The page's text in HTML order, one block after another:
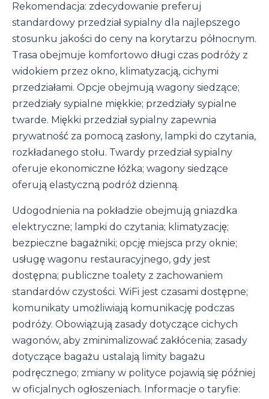
Rekomendacja: zdecydowanie preferuj
standardowy przedział sypialny dla najlepszego
stosunku jakości do ceny na korytarzu północnym.
Trasa obejmuje komfortowo długi czas podróży z
widokiem przez okno, klimatyzacją, cichymi
przedziałami. Opcje obejmują wagony siedzące;
przedziały sypialne miękkie; przedziały sypialne
twarde. Miękki przedział sypialny zapewnia
prywatność za pomocą zasłony, lampki do czytania,
rozkładanego stołu. Twardy przedział sypialny
oferuje ekonomiczne łóżka; wagony siedzące
oferują elastyczną podróż dzienną.
Udogodnienia na pokładzie obejmują gniazdka
elektryczne; lampki do czytania; klimatyzację;
bezpieczne bagażniki; opcję miejsca przy oknie;
usługę wagonu restauracyjnego, gdy jest
dostępna; publiczne toalety z zachowaniem
standardów czystości. WiFi jest czasami dostępne;
komunikaty umożliwiają komunikację podczas
podróży. Obowiązują zasady dotyczące cichych
wagonów, aby zminimalizować zakłócenia; zasady
dotyczące bagażu ustalają limity bagażu
podręcznego; zmiany w polityce pojawią się później
w oficjalnych ogłoszeniach. Informacje o taryfie: